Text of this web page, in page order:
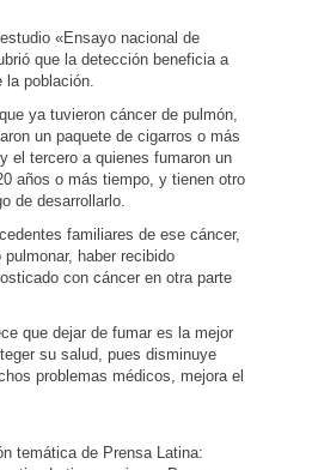
«Ensayo nacional de
que la detección beneficia a
la población.
ya tuvieron cáncer de pulmón,
un paquete de cigarros o más
el tercero a quienes fumaron un
años o más tiempo, y tienen otro
de desarrollarlo.
familiares de ese cáncer,
haber recibido
con cáncer en otra parte
que dejar de fumar es la mejor
su salud, pues disminuye
problemas médicos, mejora el
temática de Prensa Latina: